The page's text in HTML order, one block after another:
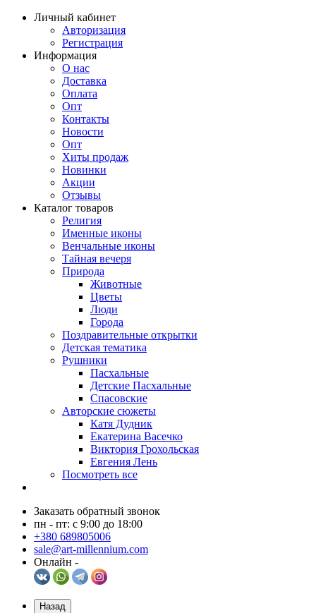
Личный кабинет
Авторизация
Регистрация
Информация
О нас
Доставка
Оплата
Опт
Контакты
Новости
Опт
Хиты продаж
Новинки
Акции
Отзывы
Каталог товаров
Религия
Именные иконы
Венчальные иконы
Тайная вечеря
Природа
Животные
Цветы
Люди
Города
Поздравительные открытки
Детская тематика
Рушники
Пасхальные
Детские Пасхальные
Спасовские
Авторские сюжеты
Катя Дудник
Екатерина Васечко
Виктория Грохольская
Евгения Лень
Посмотреть все
Заказать обратный звонок
пн - пт: с 9:00 до 18:00
+380 689805006
sale@art-millennium.com
Онлайн -
Назад